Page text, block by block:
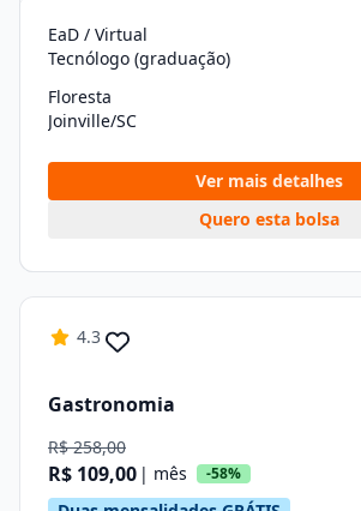
EaD / Virtual
Tecnólogo (graduação)
Floresta
Joinville/SC
Ver mais detalhes
Quero esta bolsa
4.3
Gastronomia
R$ 258,00
R$ 109,00 | mês -58%